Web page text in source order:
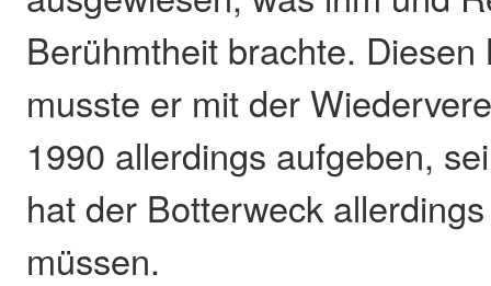
Berühmtheit brachte. Diesen
musste er mit der
1990 allerdings aufgeben,
hat der Botterweck
müssen.